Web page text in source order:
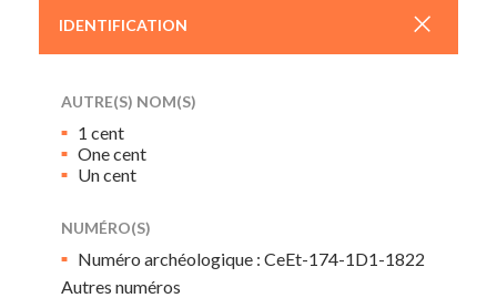
IDENTIFICATION +
AUTRE(S) NOM(S)
1 cent
One cent
Un cent
NUMÉRO(S)
Numéro archéologique : CeEt-174-1D1-1822
Autres numéros